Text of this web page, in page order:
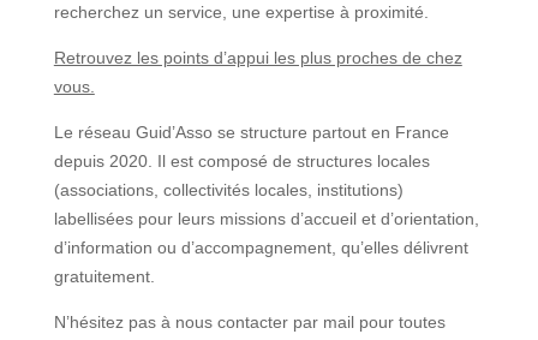
recherchez un service, une expertise à proximité.
Retrouvez les points d’appui les plus proches de chez
vous.
Le réseau Guid’Asso se structure partout en France
depuis 2020. Il est composé de structures locales
(associations, collectivités locales, institutions)
labellisées pour leurs missions d’accueil et d’orientation,
d’information ou d’accompagnement, qu’elles délivrent
gratuitement.
N’hésitez pas à nous contacter par mail pour toutes